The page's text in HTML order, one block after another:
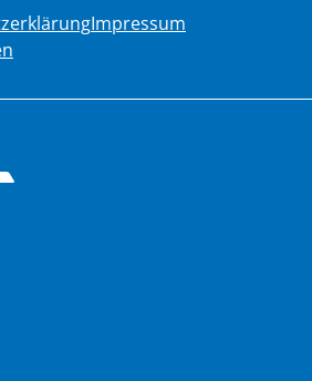
Impressum